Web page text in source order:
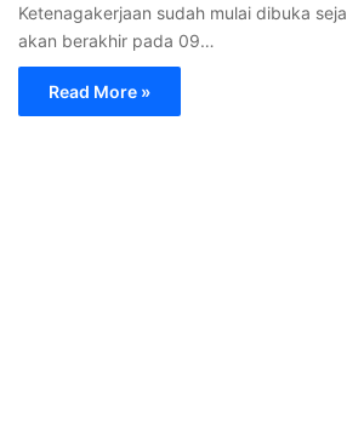
Ketenagakerjaan sudah mulai dibuka
akan berakhir pada 09…
Read More »